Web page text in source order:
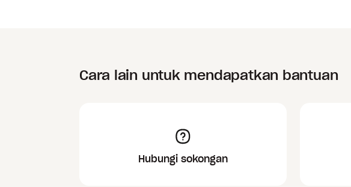
Cara lain untuk mendapatkan bantuan
Hubungi sokongan